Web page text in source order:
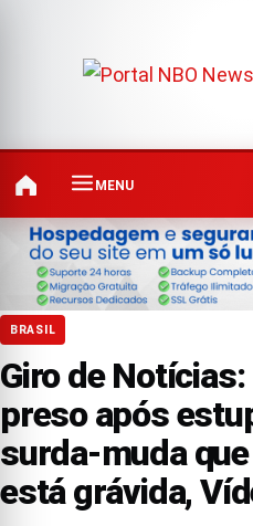
MENU
BRASIL
Giro de
preso após
surda-muda
está grávida,